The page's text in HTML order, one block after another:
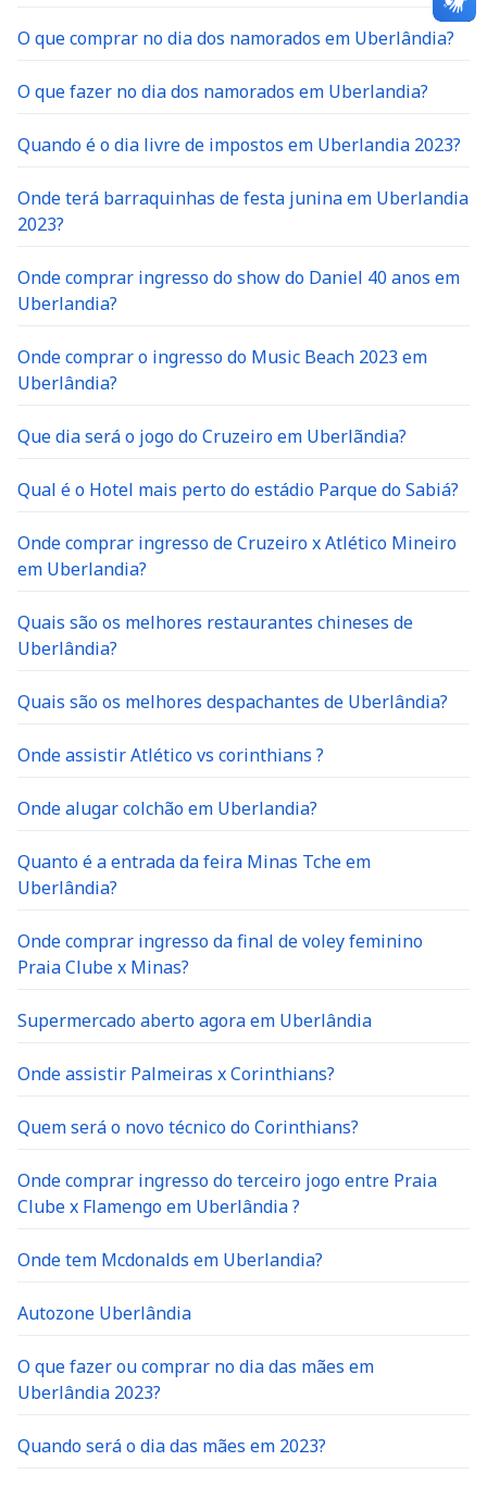
O que comprar no dia dos namorados em Uberlândia?
O que fazer no dia dos namorados em Uberlandia?
Quando é o dia livre de impostos em Uberlandia 2023?
Onde terá barraquinhas de festa junina em Uberlandia
2023?
Onde comprar ingresso do show do Daniel 40 anos em
Uberlandia?
Onde comprar o ingresso do Music Beach 2023 em
Uberlândia?
Que dia será o jogo do Cruzeiro em Uberlãndia?
Qual é o Hotel mais perto do estádio Parque do Sabiá?
Onde comprar ingresso de Cruzeiro x Atlético Mineiro
em Uberlandia?
Quais são os melhores restaurantes chineses de
Uberlândia?
Quais são os melhores despachantes de Uberlândia?
Onde assistir Atlético vs corinthians ?
Onde alugar colchão em Uberlandia?
Quanto é a entrada da feira Minas Tche em
Uberlândia?
Onde comprar ingresso da final de voley feminino
Praia Clube x Minas?
Supermercado aberto agora em Uberlândia
Onde assistir Palmeiras x Corinthians?
Quem será o novo técnico do Corinthians?
Onde comprar ingresso do terceiro jogo entre Praia
Clube x Flamengo em Uberlândia ?
Onde tem Mcdonalds em Uberlandia?
Autozone Uberlândia
O que fazer ou comprar no dia das mães em
Uberlândia 2023?
Quando será o dia das mães em 2023?